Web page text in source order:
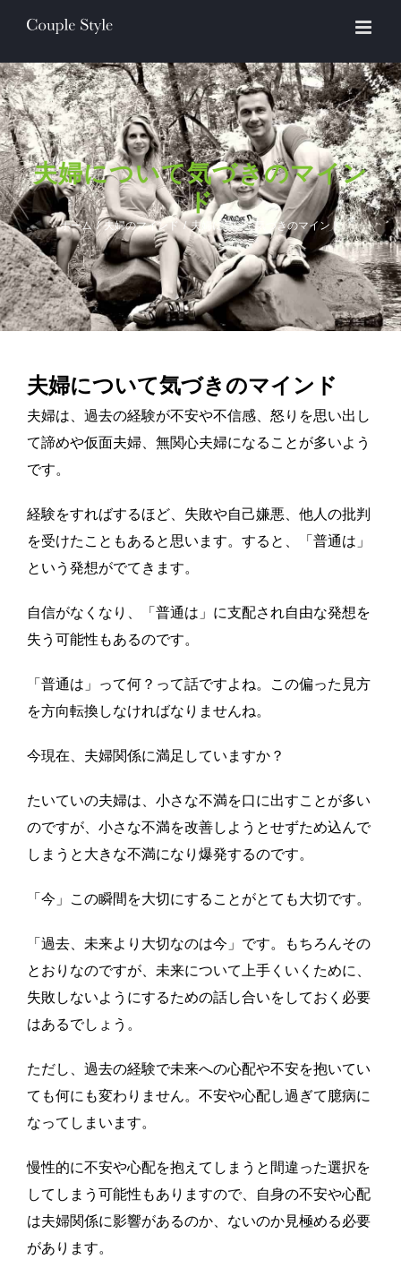
content
夫婦について気づきのマイン
ド
ホーム / 夫婦のマインド / 夫婦について気づきのマインド
夫婦について気づきのマインド
夫婦は、過去の経験が不安や不信感、怒りを思い出し
て諦めや仮面夫婦、無関心夫婦になることが多いよう
です。
経験をすればするほど、失敗や自己嫌悪、他人の批判
を受けたこともあると思います。すると、「普通は」
という発想がでてきます。
自信がなくなり、「普通は」に支配され自由な発想を
失う可能性もあるのです。
「普通は」って何？って話ですよね。この偏った見方
を方向転換しなければなりませんね。
今現在、夫婦関係に満足していますか？
たいていの夫婦は、小さな不満を口に出すことが多い
のですが、小さな不満を改善しようとせずため込んで
しまうと 大きな不満になり爆発するのです。
「今」この瞬間を大切にすることがとても大切です。
「過去、未来より大切なのは今」です。もちろんその
とおりなのですが、未来について上手くいくために、
失敗しないようにするための話し合いをしておく必要
はあるでしょう。
ただし、過去の経験で未来への心配や不安を抱いてい
ても何にも変わりません。不安や心配し過ぎて臆病に
なってしまいます。
慢性的に不安や心配を抱えてしまうと間違った選択を
してしまう可能性もありますので、自身の不安や心配
は夫婦関係に影響があるのか、ないのか見極める必要
があります。